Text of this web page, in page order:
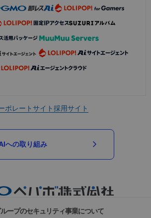
ポレートサイト採用サイト
への取り組み
ープのセキュリティ事業について